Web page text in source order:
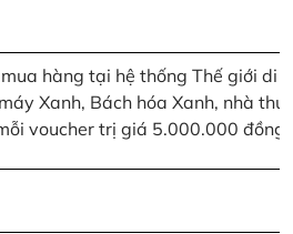
hàng tại hệ thống Thế giới di
Xanh, Bách hóa Xanh, nhà
voucher trị giá 5.000.000 đồng